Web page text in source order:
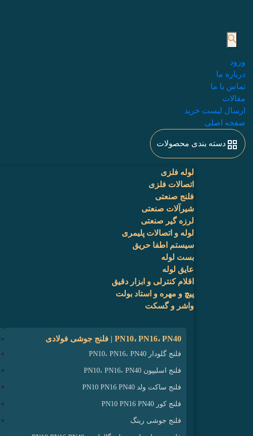
ورود
درباره ما
تماس با ما
مقالات
ارسال لیست خرید
صفحه اصلی
لوله فلزی
اتصالات فلزی
فلنج صنعتی
شیرآلات صنعتی
لرزه گیر صنعتی
لوله و اتصالات پلیمری
سیستم اطفا حریق
بست لوله
عایق لوله
اقلام کنترلی و ابزار دقیق
پیچ و مهره و استاد بولت
واشر و گسکت
فلنج جوشی فولادی | PN10، PN16، PN40
فلنج گلودار PN10، PN16، PN40
فلنج اسلیپون PN10، PN16، PN40
فلنج ساکت ولد PN10 PN16 PN40
فلنج کور PN10 PN16 PN40
فلنج جوشی رینگ